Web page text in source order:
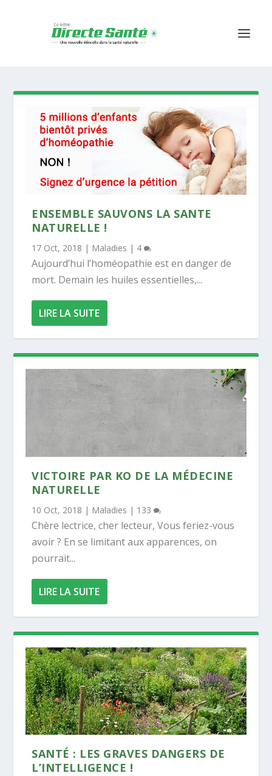
ENSEMBLE SAUVONS LA SANTE
NATURELLE !
17 Oct, 2018 | Maladies | 4
Aujourd’hui l’homéopathie est en danger de
mort. Demain les huiles essentielles,...
LIRE LA SUITE
VICTOIRE PAR KO DE LA MÉDECINE
NATURELLE
10 Oct, 2018 | Maladies | 133
Chère lectrice, cher lecteur, Vous feriez-vous
avoir ? En se limitant aux apparences, on
pourrait...
LIRE LA SUITE
SANTÉ : LES GRAVES DANGERS DE
L’INTELLIGENCE !